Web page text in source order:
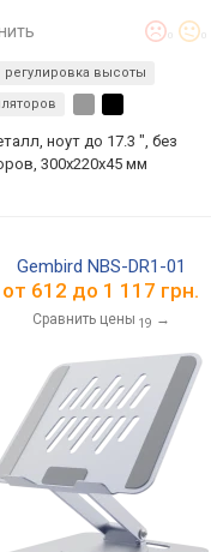
регулировка высоты
ноут до 17.3 ", без
300х220х45 мм
Gembird NBS-DR1-01
от 612 до 1 117 грн.
Сравнить цены 19 →